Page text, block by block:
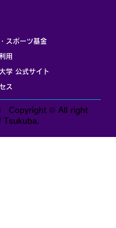
スポーツ基金
用
学 公式サイト
ス
Copyright © All right
Tsukuba.